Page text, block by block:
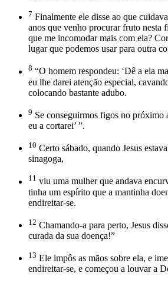
7 Finalmente ele disse ao que
anos que venho procurar fruto nesta
que me incomodar mais com ela?
lugar que podemos usar para outra
8 “O homem respondeu: ‘Dê a ela
eu lhe darei atenção especial,
colocando bastante adubo.
9 Se conseguirmos figos no próximo
eu a cortarei’ ”.
10 Certo sábado, quando Jesus
sinagoga,
11 viu uma mulher que andava
tinha um espírito que a mantinha
endireitar-se.
12 Chamando-a para perto, Jesus
curada da sua doença!”
13 Ele impôs as mãos sobre ela, e
endireitar-se, e começou a louvar a